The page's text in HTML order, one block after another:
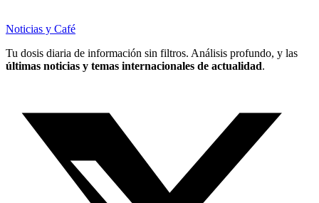
Noticias y Café
Tu dosis diaria de información sin filtros. Análisis profundo, y las
últimas noticias y temas internacionales de actualidad.